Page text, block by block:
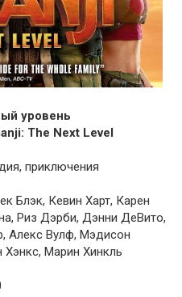
уровень
The Next Level
приключения
Блэк, Кевин Харт, Карен
Риз Дэрби, Дэнни ДеВито,
Алекс Вулф, Мэдисон
Марин Хинкль